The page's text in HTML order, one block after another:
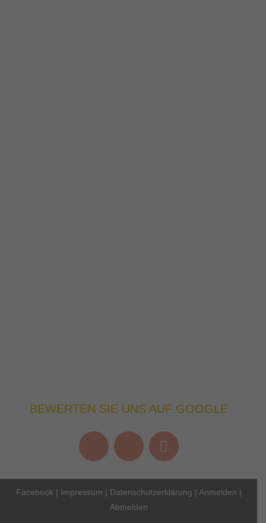
BEWERTEN SIE UNS AUF GOOGLE
Facebook | Impressum | Datenschutzerklärung | Anmelden |
Abmelden